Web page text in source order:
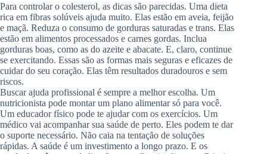
Para controlar o colesterol, as dicas são parecidas. Uma dieta
rica em fibras solúveis ajuda muito. Elas estão em aveia, feijão
e maçã. Reduza o consumo de gorduras saturadas e trans. Elas
estão em alimentos processados e carnes gordas. Inclua
gorduras boas, como as do azeite e abacate. E, claro, continue
se exercitando. Essas são as formas mais seguras e eficazes de
cuidar do seu coração. Elas têm resultados duradouros e sem
riscos.
Buscar ajuda profissional é sempre a melhor escolha. Um
nutricionista pode montar um plano alimentar só para você.
Um educador físico pode te ajudar com os exercícios. Um
médico vai acompanhar sua saúde de perto. Eles podem te dar
o suporte necessário. Não caia na tentação de soluções
rápidas. A saúde é um investimento a longo prazo. E os